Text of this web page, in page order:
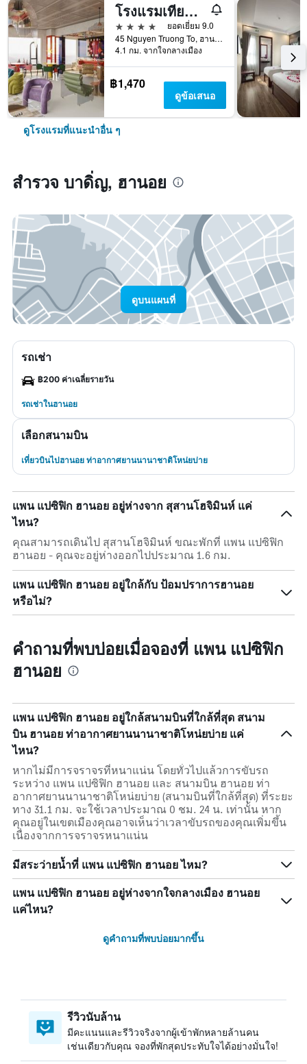
โรงแรมเทียนไท
4 ดาว
ยอดเยี่ยม 9.0
45 Nguyen Truong To, ฮานอย, เวียดนาม
4.1 กม. จากใจกลางเมือง
฿1,470
ดูข้อเสนอ
ดูโรงแรมที่แนะนำอื่น ๆ
สำรวจ บาดิ่ญ, ฮานอย
ดูบนแผนที่
รถเช่า
฿200 ค่าเฉลี่ยรายวัน
รถเช่าในฮานอย
เลือกสนามบิน
เที่ยวบินไปฮานอย ท่าอากาศยานนานาชาติโหน่ยบ่าย
แพน แปซิฟิก ฮานอย อยู่ห่างจาก สุสานโฮจิมินห์ แค่
ไหน?
คุณสามารถเดินไป สุสานโฮจิมินห์ ขณะพักที่ แพน แปซิฟิก
ฮานอย - คุณจะอยู่ห่างออกไปประมาณ 1.6 กม.
แพน แปซิฟิก ฮานอย อยู่ใกล้กับ ป้อมปราการฮานอย
หรือไม่?
คำถามที่พบบ่อยเมื่อจองที่ แพน แปซิฟิก
ฮานอย
แพน แปซิฟิก ฮานอย อยู่ใกล้สนามบินที่ใกล้ที่สุด สนาม
บิน ฮานอย ท่าอากาศยานนานาชาติโหน่ยบ่าย แค่
ไหน?
หากไม่มีการจราจรที่หนาแน่น โดยทั่วไปแล้วการขับรถ
ระหว่าง แพน แปซิฟิก ฮานอย และ สนามบิน ฮานอย ท่า
อากาศยานนานาชาติโหน่ยบ่าย (สนามบินที่ใกล้ที่สุด) ที่ระยะ
ทาง 31.1 กม. จะใช้เวลาประมาณ 0 ชม. 24 น. เท่านั้น หาก
คุณอยู่ในเขตเมืองคุณอาจเห็นว่าเวลาขับรถของคุณเพิ่มขึ้น
เนื่องจากการจราจรหนาแน่น
มีสระว่ายน้ำที่ แพน แปซิฟิก ฮานอย ไหม?
แพน แปซิฟิก ฮานอย อยู่ห่างจากใจกลางเมือง ฮานอย
แค่ไหน?
ดูคำถามที่พบบ่อยมากขึ้น
รีวิวนับล้าน
มีคะแนนและรีวิวจริงจากผู้เข้าพักหลายล้านคน
เช่นเดียวกับคุณ จองที่พักสุดประทับใจได้อย่างมั่นใจ!